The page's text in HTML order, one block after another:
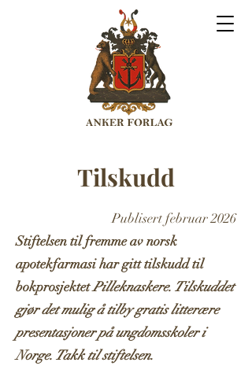
Tilskudd
Publisert februar 2026
Stiftelsen til fremme av norsk
apotekfarmasi har gitt tilskudd til
bokprosjektetPilleknaskere. Tilskuddet
gjør det mulig å tilby gratis litterære
presentasjoner på ungdomsskoler i
Norge. Takk til stiftelsen.